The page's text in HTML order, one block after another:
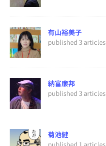
有山裕美子
published 3 articles
納富廉邦
published 3 articles
菊池健